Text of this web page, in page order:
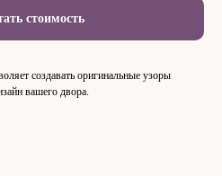
стоимость
создавать оригинальные узоры
вашего двора.